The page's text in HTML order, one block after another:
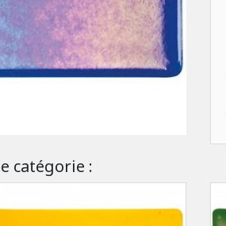
catégorie :